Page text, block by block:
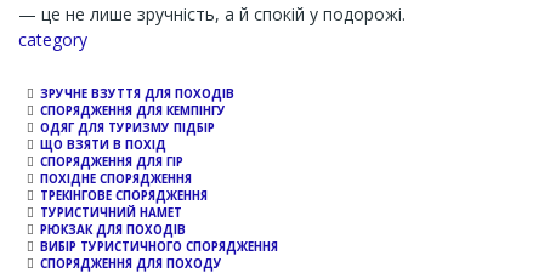
— це не лише зручність, а й спокій у подорожі.
Channel
category
ЗРУЧНЕ ВЗУТТЯ ДЛЯ ПОХОДІВ
СПОРЯДЖЕННЯ ДЛЯ КЕМПІНГУ
ОДЯГ ДЛЯ ТУРИЗМУ ПІДБІР
ЩО ВЗЯТИ В ПОХІД
СПОРЯДЖЕННЯ ДЛЯ ГІР
ПОХІДНЕ СПОРЯДЖЕННЯ
ТРЕКІНГОВЕ СПОРЯДЖЕННЯ
ТУРИСТИЧНИЙ НАМЕТ
РЮКЗАК ДЛЯ ПОХОДІВ
ВИБІР ТУРИСТИЧНОГО СПОРЯДЖЕННЯ
СПОРЯДЖЕННЯ ДЛЯ ПОХОДУ